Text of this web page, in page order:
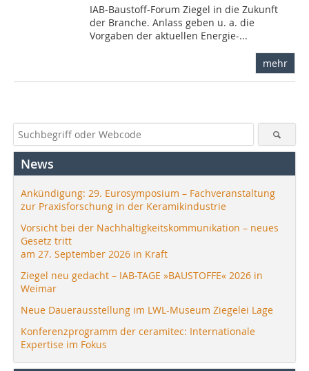
IAB-Baustoff-Forum Ziegel in die Zukunft
der Branche. Anlass geben u. a. die
Vorgaben der aktuellen Energie-...
mehr
News
Ankündigung: 29. Eurosymposium – Fachveranstaltung
zur Praxisforschung in der Keramikindustrie
Vorsicht bei der Nachhaltigkeitskommunikation – neues
Gesetz tritt
am 27. September 2026 in Kraft
Ziegel neu gedacht – IAB-TAGE »BAUSTOFFE« 2026 in
Weimar
Neue Dauerausstellung im LWL-Museum Ziegelei Lage
Konferenzprogramm der ceramitec: Internationale
Expertise im Fokus